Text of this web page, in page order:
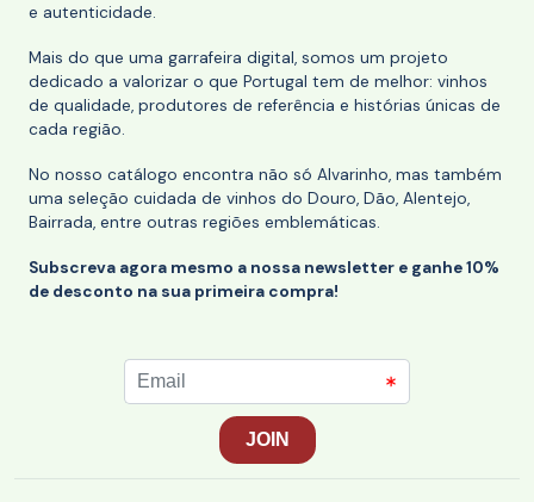
e autenticidade.
Mais do que uma garrafeira digital, somos um projeto
dedicado a valorizar o que Portugal tem de melhor: vinhos
de qualidade, produtores de referência e histórias únicas de
cada região.
No nosso catálogo encontra não só Alvarinho, mas também
uma seleção cuidada de vinhos do Douro, Dão, Alentejo,
Bairrada, entre outras regiões emblemáticas.
Subscreva agora mesmo a nossa newsletter e ganhe 10%
de desconto na sua primeira compra!